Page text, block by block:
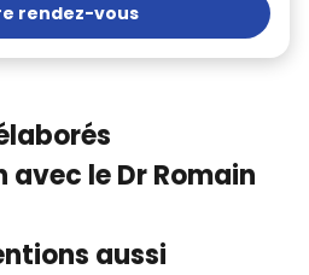
rendez-vous
le Dr Romain
aussi